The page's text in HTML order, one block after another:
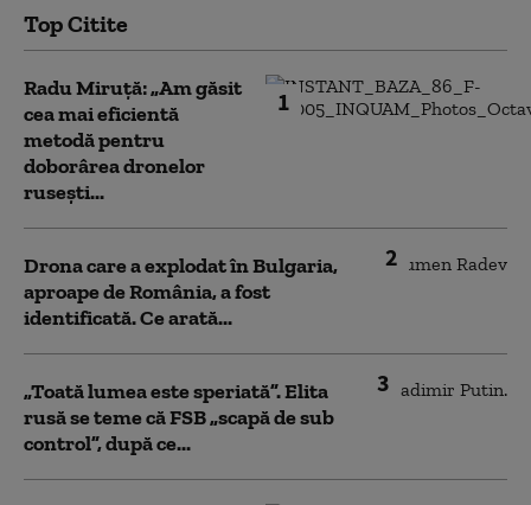
Top Citite
1
Radu Miruță: „Am găsit
cea mai eficientă
metodă pentru
doborârea dronelor
rusești...
2
Drona care a explodat în Bulgaria,
aproape de România, a fost
identificată. Ce arată...
3
„Toată lumea este speriată”. Elita
rusă se teme că FSB „scapă de sub
control”, după ce...